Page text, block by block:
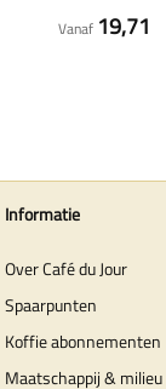
Vanaf 19,71
Informatie
Over Café du Jour
Spaarpunten
Koffie abonnementen
Maatschappij & milieu